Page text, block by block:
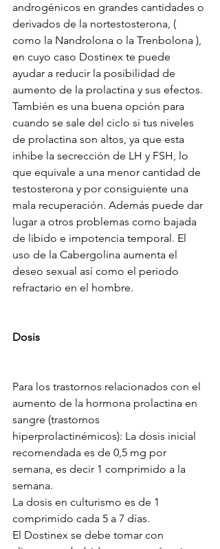
androgénicos en grandes cantidades o
derivados de la nortestosterona, (
como la Nandrolona o la Trenbolona ),
en cuyo caso Dostinex te puede
ayudar a reducir la posibilidad de
aumento de la prolactina y sus efectos.
También es una buena opción para
cuando se sale del ciclo si tus niveles
de prolactina son altos, ya que esta
inhibe la secrección de LH y FSH, lo
que equivale a una menor cantidad de
testosterona y por consiguiente una
mala recuperación. Además puede dar
lugar a otros problemas como bajada
de libido e impotencia temporal. El
uso de la Cabergolina aumenta el
deseo sexual así como el periodo
refractario en el hombre.
Dosis
Para los trastornos relacionados con el
aumento de la hormona prolactina en
sangre (trastornos
hiperprolactinémicos): La dosis inicial
recomendada es de 0,5 mg por
semana, es decir 1 comprimido a la
semana.
La dosis en culturismo es de 1
comprimido cada 5 a 7 días.
El Dostinex se debe tomar con